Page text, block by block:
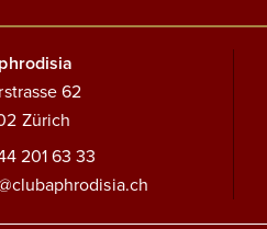
62
Zürich
201 63 33